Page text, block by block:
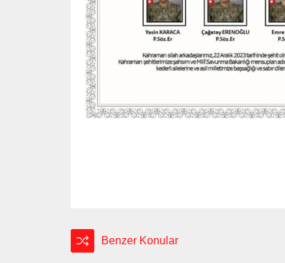
Benzer Konular